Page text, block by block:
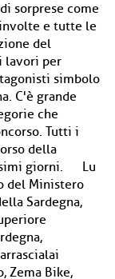
sorprese come
e tutte le
del
lavori per
simbolo
C'è grande
che
Tutti i
della
giorni. Lu
del Ministero
Sardegna,
Zema Bike,